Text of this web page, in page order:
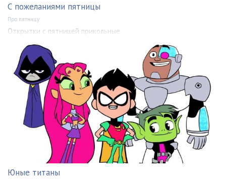
С пожеланиями пятницы
Про пятницу
Открытки с пятницей прикольные
Юные титаны